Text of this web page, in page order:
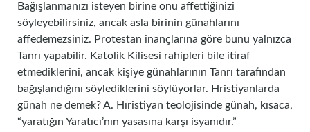
Bağışlanmanızı isteyen birine onu affettiğinizi
söyleyebilirsiniz, ancak asla birinin günahlarını
affedemezsiniz. Protestan inançlarına göre bunu yalnızca
Tanrı yapabilir. Katolik Kilisesi rahipleri bile itiraf
etmediklerini, ancak kişiye günahlarının Tanrı tarafından
bağışlandığını söylediklerini söylüyorlar. Hristiyanlarda
günah ne demek? A. Hıristiyan teolojisinde günah, kısaca,
“yaratığın Yaratıcı’nın yasasına karşı isyanıdır.”